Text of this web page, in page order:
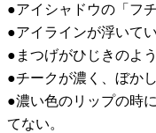
●アイシャドウの「フ
●アイラインが浮いてい
●まつげがひじきのよう
●チークが濃く、ぼか
●濃い色のリップの時
てない。